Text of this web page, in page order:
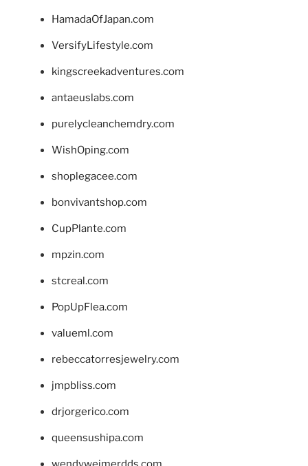
HamadaOfJapan.com
VersifyLifestyle.com
kingscreekadventures.com
antaeuslabs.com
purelycleanchemdry.com
WishOping.com
shoplegacee.com
bonvivantshop.com
CupPlante.com
mpzin.com
stcreal.com
PopUpFlea.com
valueml.com
rebeccatorresjewelry.com
jmpbliss.com
drjorgerico.com
queensushipa.com